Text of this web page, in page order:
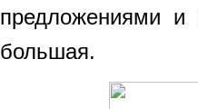
предложениями и
большая.